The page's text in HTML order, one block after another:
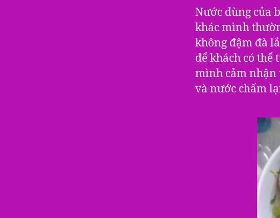
Nước dùng của
khác mình
không đậm đà
để khách có
mình cảm nhận
và nước chấm